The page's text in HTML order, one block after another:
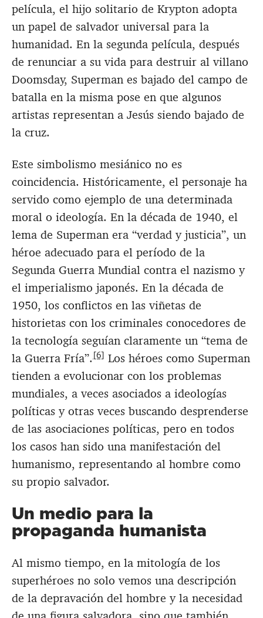
película, el hijo solitario de Krypton adopta
un papel de salvador universal para la
humanidad. En la segunda película, después
de renunciar a su vida para destruir al villano
Doomsday, Superman es bajado del campo de
batalla en la misma pose en que algunos
artistas representan a Jesús siendo bajado de
la cruz.
Este simbolismo mesiánico no es
coincidencia. Históricamente, el personaje ha
servido como ejemplo de una determinada
moral o ideología. En la década de 1940, el
lema de Superman era “verdad y justicia”, un
héroe adecuado para el período de la
Segunda Guerra Mundial contra el nazismo y
el imperialismo japonés. En la década de
1950, los conflictos en las viñetas de
historietas con los criminales conocedores de
la tecnología seguían claramente un “tema de
la Guerra Fría”. [6] Los héroes como Superman
tienden a evolucionar con los problemas
mundiales, a veces asociados a ideologías
políticas y otras veces buscando desprenderse
de las asociaciones políticas, pero en todos
los casos han sido una manifestación del
humanismo, representando al hombre como
su propio salvador.
Un medio para la
propaganda humanista
Al mismo tiempo, en la mitología de los
superhéroes no solo vemos una descripción
de la depravación del hombre y la necesidad